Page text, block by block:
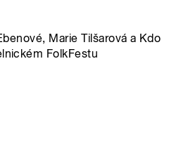
Marie Tilšarová a Kdo
FolkFestu